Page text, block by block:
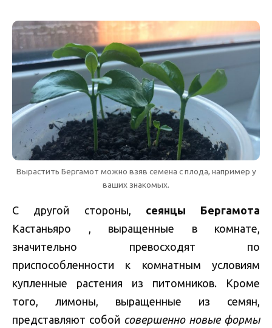
Вырастить Бергамот можно взяв семена с плода, например у
ваших знакомых.
С другой стороны, сеянцы Бергамота
Кастаньяро , выращенные в комнате,
значительно превосходят по
приспособленности к комнатным условиям
купленные растения из питомников. Кроме
того, лимоны, выращенные из семян,
представляют собой совершенно новые формы